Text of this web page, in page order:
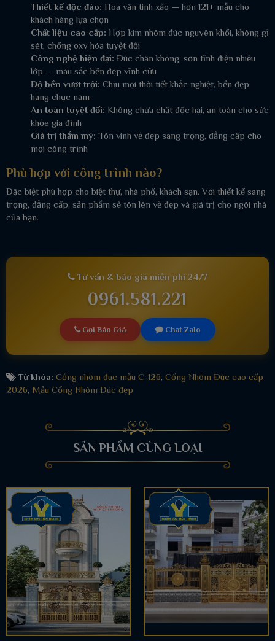
Thiết kế độc đáo: Hoa văn tinh xảo — hơn 121+ mẫu cho
khách hàng lựa chọn
Chất liệu cao cấp: Hợp kim nhôm đúc nguyên khối, không gỉ
sét, chống oxy hóa tuyệt đối
Công nghệ hiện đại: Đúc chân không, sơn tĩnh điện nhiều
lớp — màu sắc bền đẹp vĩnh cửu
Độ bền vượt trội: Chịu mọi thời tiết khắc nghiệt, bền đẹp
hàng chục năm
An toàn tuyệt đối: Không chứa chất độc hại, an toàn cho sức
khỏe gia đình
Giá trị thẩm mỹ: Tôn vinh vẻ đẹp sang trọng, đẳng cấp cho
mọi công trình
Phù hợp với công trình nào?
Đặc biệt phù hợp cho biệt thự, nhà phố, khách sạn. Với thiết kế sang
trọng, đẳng cấp, sản phẩm sẽ tôn lên vẻ đẹp và giá trị cho ngôi nhà
của bạn.
Tư vấn & báo giá miễn phí 24/7
0961.581.221
Gọi Báo Giá Chat Zalo
Từ khóa: Cổng nhôm đúc mẫu C-126, Cổng Nhôm Đúc cao cấp
2026, Mẫu Cổng Nhôm Đúc đẹp
SẢN PHẨM CÙNG LOẠI